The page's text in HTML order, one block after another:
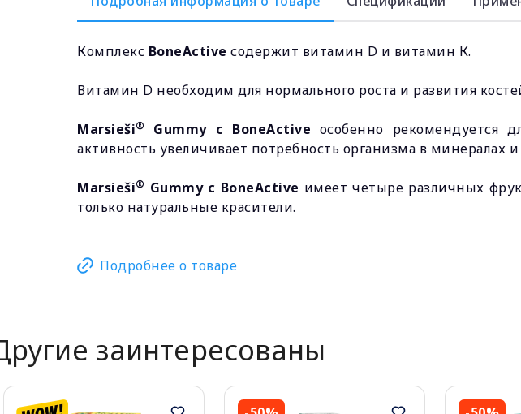
Комплекс BoneActive содержит витамин D и витамин К.
Витамин D необходим для нормального роста и развития
Marsieši® Gummy с BoneActive особенно рекомендуется
активность увеличивает потребность организма в минералах
Marsieši® Gummy с BoneActive имеет четыре различных
только натуральные красители.
Подробнее о товаре
заинтересованы